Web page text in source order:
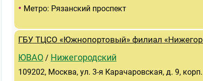
• Метро: Рязанский проспект
ГБУ ТЦСО «Южнопортовый» филиал
ЮВАО / Нижегородский
109202, Москва, ул. 3-я Карачаровская, д. 9,